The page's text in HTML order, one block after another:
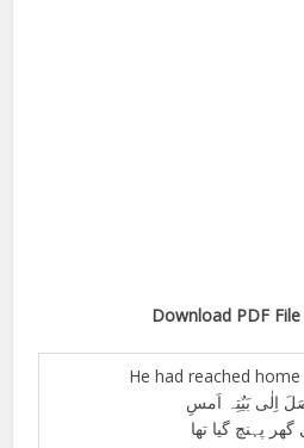
Download PDF
He had reached
اِلٰی بَیٌتِہ اَمسِ
پہنچ گیا تھا